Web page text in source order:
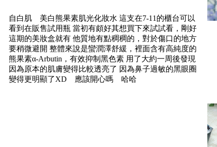
自白肌 美白熊果素肌光化妝水 這支在7-11的櫃台可以
看到在販售試用瓶 當初有頗好其想買下來試試看，剛好
這期的美妝盒就有 他質地有點稠稠的，對於傷口的地方
要稍微避開 整體來說是蠻潤澤舒緩，裡面含有高純度的
熊果素α-Arbutin，有效抑制黑色素 用了大約一周後發現
因為原本的肌膚變得比較透亮了 因為鼻子過敏的黑眼圈
變得更明顯了XD 應該開心嗎 哈哈